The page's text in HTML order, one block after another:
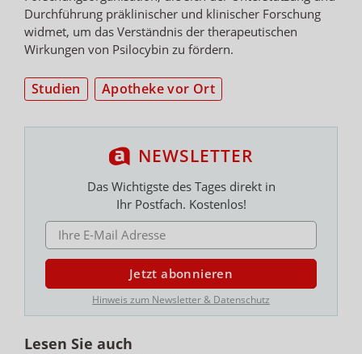
Durchführung präklinischer und klinischer Forschung
widmet, um das Verständnis der therapeutischen
Wirkungen von Psilocybin zu fördern.
Studien Apotheke vor Ort
NEWSLETTER
Das Wichtigste des Tages direkt in
Ihr Postfach. Kostenlos!
E-MAIL ADRESSE
Jetzt abonnieren
Hinweis zum Newsletter & Datenschutz
Lesen Sie auch